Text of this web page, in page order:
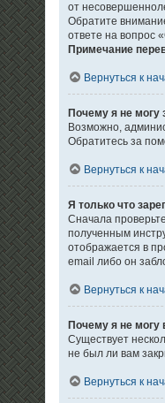
от
Обратите
ответе на вопрос
Примечание
Вернуться к
Почему я не могу
Возможно,
Обратитесь за
Вернуться к
Я только что
Сначала
полученным
отображается в
email либо он
Вернуться к
Почему я не могу
Существует
не был ли вам
Вернуться к